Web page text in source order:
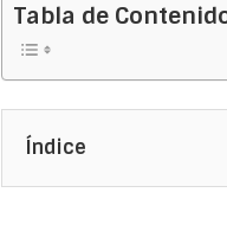
Tabla de
Índice